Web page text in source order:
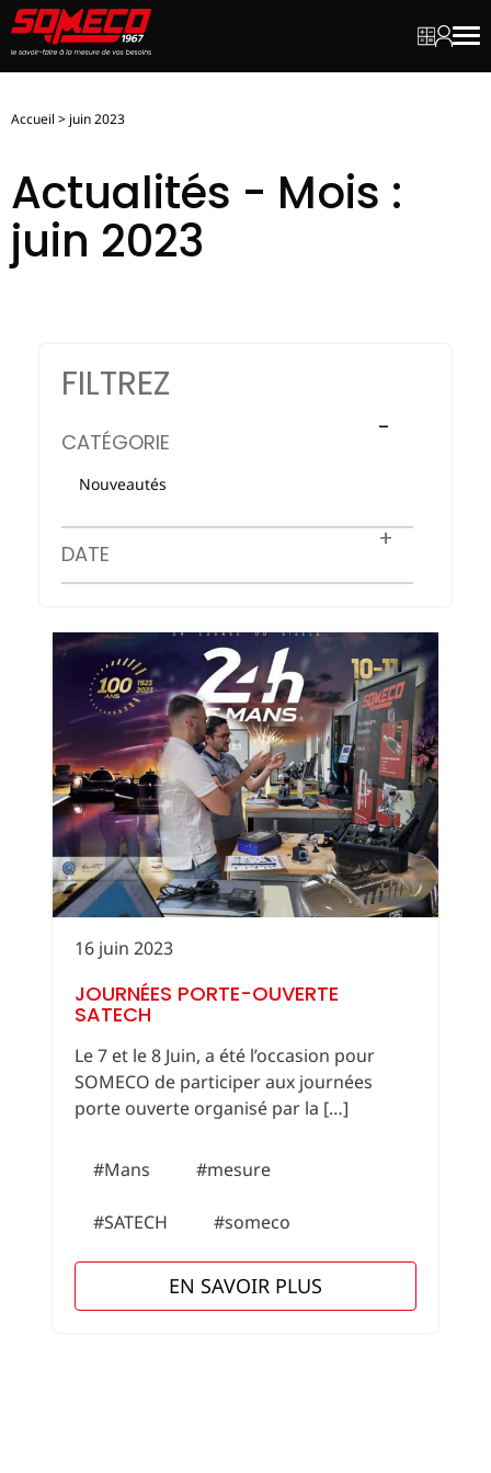
MonMon
Accueil > juin 2023
Actualités - Mois :
juin 2023
FILTREZ
CATÉGORIE
Nouveautés
DATE
16 juin 2023
JOURNÉES PORTE-OUVERTE
SATECH
Le 7 et le 8 Juin, a été l’occasion pour
SOMECO de participer aux journées
porte ouverte organisé par la […]
#Mans #mesure
#SATECH #someco
EN SAVOIR PLUS